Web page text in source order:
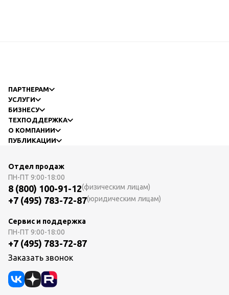
ПАРТНЕРАМ
УСЛУГИ
БИЗНЕСУ
ТЕХПОДДЕРЖКА
О КОМПАНИИ
ПУБЛИКАЦИИ
Отдел продаж
ПН-ПТ 9:00-18:00
8 (800) 100-91-12(физическим лицам)
+7 (495) 783-72-87(юридическим лицам)
Сервис и поддержка
ПН-ПТ 9:00-18:00
+7 (495) 783-72-87
Заказать звонок